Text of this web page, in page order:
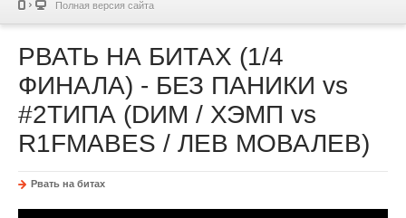
Полная версия сайта
РВАТЬ НА БИТАХ (1/4
ФИНАЛА) - БЕЗ ПАНИКИ vs
#2ТИПА (DИМ / ХЭМП vs
R1FMABES / ЛЕВ МОВАЛЕВ)
Рвать на битах